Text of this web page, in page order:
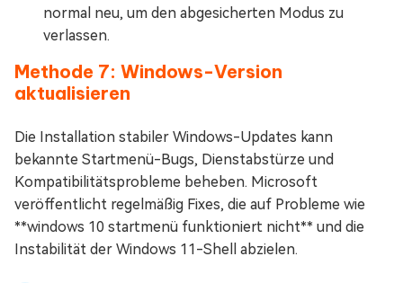
normal neu, um den abgesicherten Modus zu
verlassen.
Methode 7: Windows-Version
aktualisieren
Die Installation stabiler Windows-Updates kann
bekannte Startmenü-Bugs, Dienstabstürze und
Kompatibilitätsprobleme beheben. Microsoft
veröffentlicht regelmäßig Fixes, die auf Probleme wie
**windows 10 startmenü funktioniert nicht** und die
Instabilität der Windows 11-Shell abzielen.